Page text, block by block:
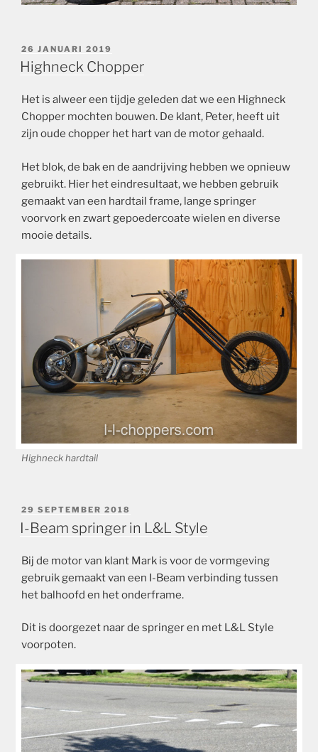
GEPLAATST
OP
26 JANUARI 2019
Highneck Chopper
Het is alweer een tijdje geleden dat we een Highneck
Chopper mochten bouwen. De klant, Peter, heeft uit
zijn oude chopper het hart van de motor gehaald.
Het blok, de bak en de aandrijving hebben we opnieuw
gebruikt. Hier het eindresultaat, we hebben gebruik
gemaakt van een hardtail frame, lange springer
voorvork en zwart gepoedercoate wielen en diverse
mooie details.
Highneck hardtail
GEPLAATST
OP
29 SEPTEMBER 2018
I-Beam springer in L&L Style
Bij de motor van klant Mark is voor de vormgeving
gebruik gemaakt van een I-Beam verbinding tussen
het balhoofd en het onderframe.
Dit is doorgezet naar de springer en met L&L Style
voorpoten.